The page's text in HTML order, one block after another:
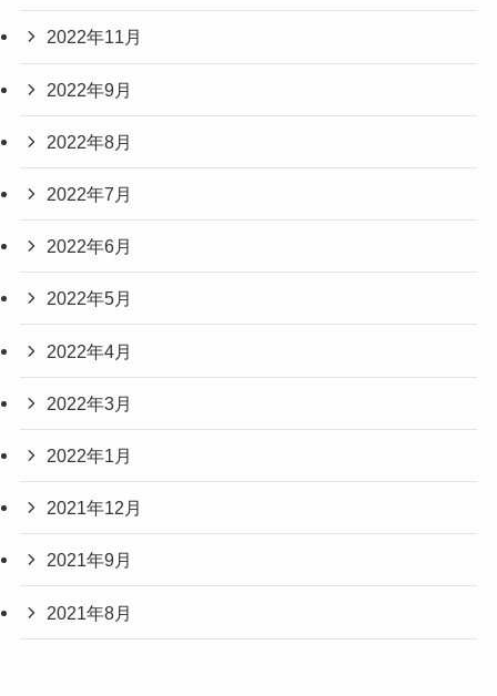
2022年11月
2022年9月
2022年8月
2022年7月
2022年6月
2022年5月
2022年4月
2022年3月
2022年1月
2021年12月
2021年9月
2021年8月